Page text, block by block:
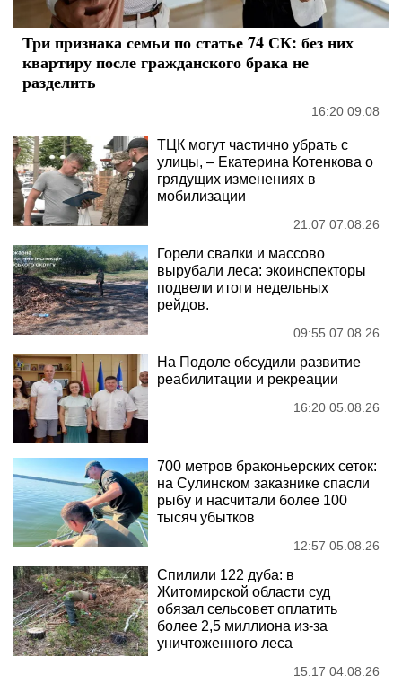
Три признака семьи по статье 74 СК: без них
квартиру после гражданского брака не
разделить
16:20 09.08
ТЦК могут частично убрать с
улицы, – Екатерина Котенкова о
грядущих изменениях в
мобилизации
21:07 07.08.26
Горели свалки и массово
вырубали леса: экоинспекторы
подвели итоги недельных
рейдов.
09:55 07.08.26
На Подоле обсудили развитие
реабилитации и рекреации
16:20 05.08.26
700 метров браконьерских сеток:
на Сулинском заказнике спасли
рыбу и насчитали более 100
тысяч убытков
12:57 05.08.26
Спилили 122 дуба: в
Житомирской области суд
обязал сельсовет оплатить
более 2,5 миллиона из-за
уничтоженного леса
15:17 04.08.26